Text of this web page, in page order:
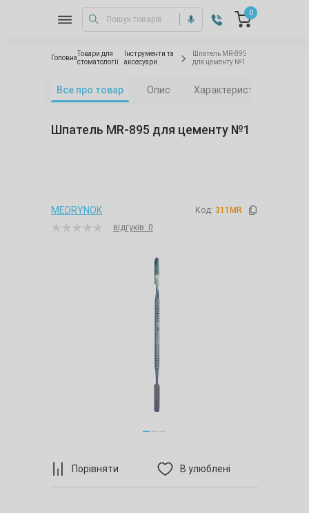
0
Головна
Товари для
стоматології
Інструменти та
аксесуари
Шпатель MR-895
для цементу №1
Все про товар Опис Характеристики
Порівняти В улюблені
Шпатель MR-895 для цементу №1
MEDRYNOK Код: 311MR
відгуків: 0